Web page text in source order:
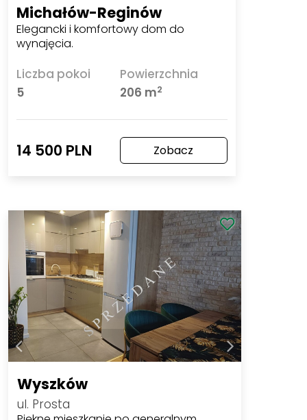
Michałów-Reginów
Elegancki i komfortowy dom do
wynajęcia.
Liczba pokoi
5
Powierzchnia
206 m2
14 500 PLN Zobacz
Wyszków
ul. Prosta